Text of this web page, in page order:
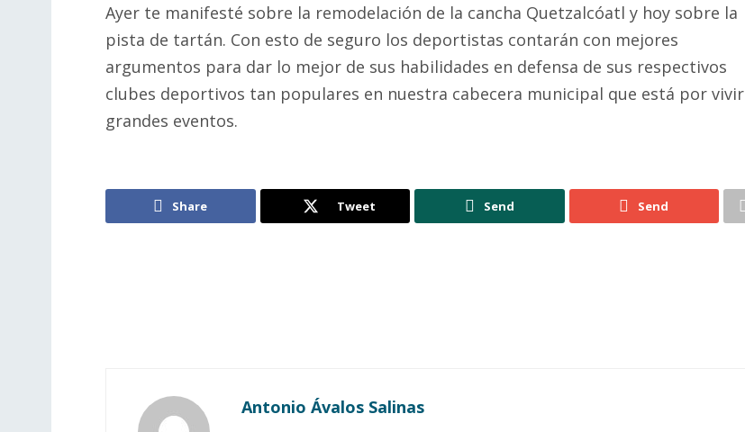
Ayer te manifesté sobre la remodelación de la cancha Quetzalcóatl y hoy sobre la
pista de tartán. Con esto de seguro los deportistas contarán con mejores
argumentos para dar lo mejor de sus habilidades en defensa de sus respectivos
clubes deportivos tan populares en nuestra cabecera municipal que está por vivir
grandes eventos.
Share Tweet Send Send
Antonio Ávalos Salinas